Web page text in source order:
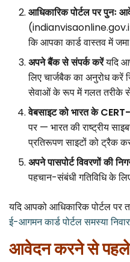
आधिकारिक पोर्टल पर पुनः
कि आपका कार्ड वास्तव में जमा
अपने बैंक से संपर्क करेंयदि
लिए चार्जबैक का अनुरोध करें
सेवाओं के रूप में गलत तरीके से
वेबसाइट को भारत के CERT-
पर — भारत की राष्ट्रीय
प्रतिरूपण साइटों को ट्रैक
अपने पासपोर्ट विवरणों की
पहचान-संबंधी गतिविधि के
यदि आपको आधिकारिक पोर्टल पर
ई-आगमन कार्ड पोर्टल समस्या
आवेदन करने से पहले